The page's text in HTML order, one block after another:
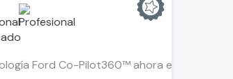
Ford Co-Pilot360™ ahora es